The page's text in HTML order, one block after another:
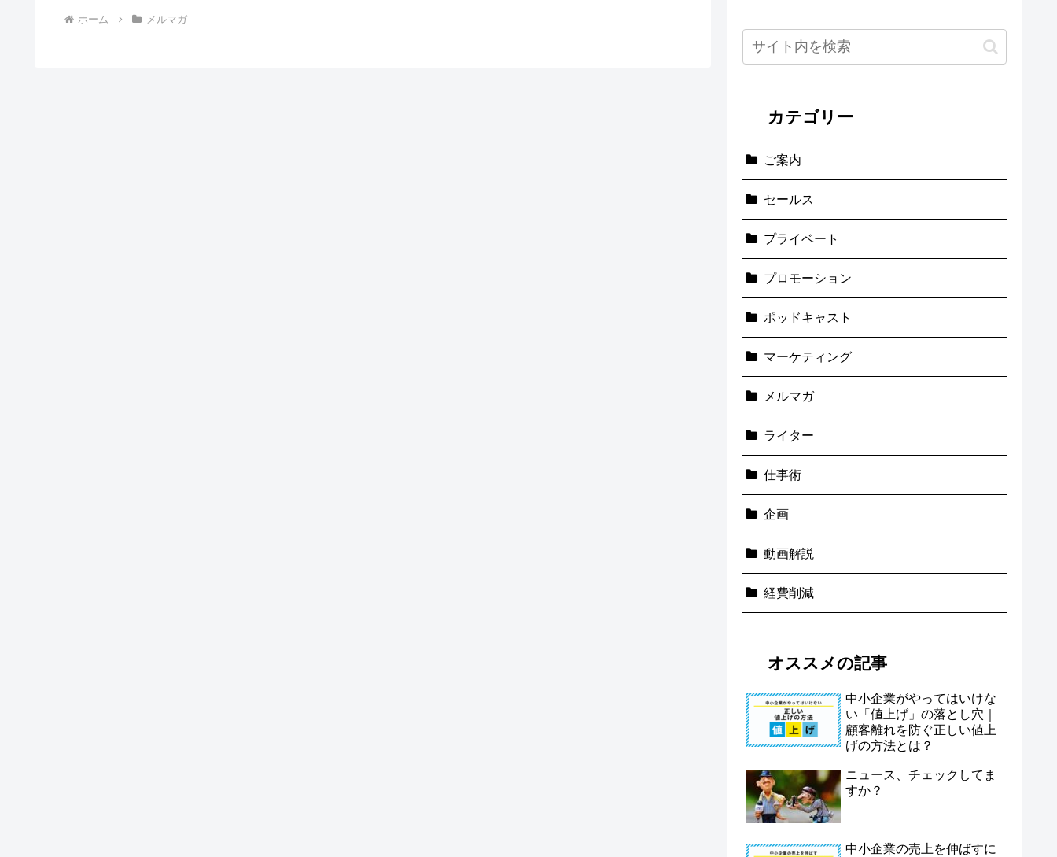
ホーム メルマガ
カテゴリー
ご案内
セールス
プライベート
プロモーション
ポッドキャスト
マーケティング
メルマガ
ライター
仕事術
企画
動画解説
経費削減
オススメの記事
中小企業がやってはいけな
い「値上げ」の落とし穴｜
顧客離れを防ぐ正しい値上
げの方法とは？
ニュース、チェックしてま
すか？
中小企業の売上を伸ばすに